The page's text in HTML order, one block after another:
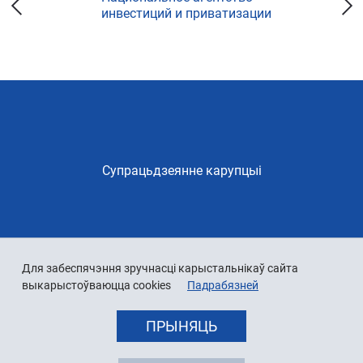
Для забеспячэння зручнасці карыстальнікаў сайта
выкарыстоўваюцца cookies
Падрабязней
ПРЫНЯЦЬ
инвестиций и приватизации
Супрацьдзеянне карупцыі